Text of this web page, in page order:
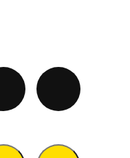
섭,
주년
, 이중섭